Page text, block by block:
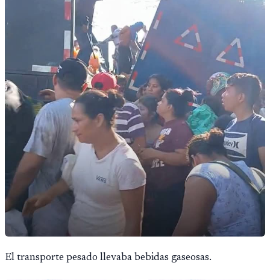
El transporte pesado llevaba bebidas gaseosas.